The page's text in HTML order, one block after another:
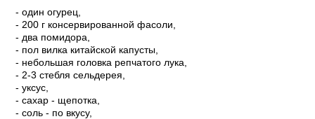
- один огурец,
- 200 г консервированной фасоли,
- два помидора,
- пол вилка китайской капусты,
- небольшая головка репчатого лука,
- 2-3 стебля сельдерея,
- уксус,
- сахар - щепотка,
- соль - по вкусу,